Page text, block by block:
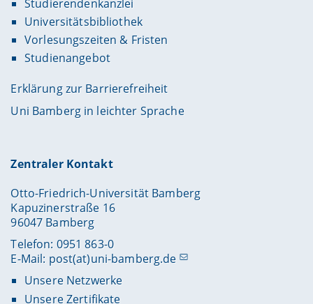
Studierendenkanzlei
Universitätsbibliothek
Vorlesungszeiten & Fristen
Studienangebot
Erklärung zur Barrierefreiheit
Uni Bamberg in leichter Sprache
Zentraler Kontakt
Otto-Friedrich-Universität Bamberg
Kapuzinerstraße 16
96047 Bamberg
Telefon: 0951 863-0
E-Mail: post(at)uni-bamberg.de
Unsere Netzwerke
Unsere Zertifikate